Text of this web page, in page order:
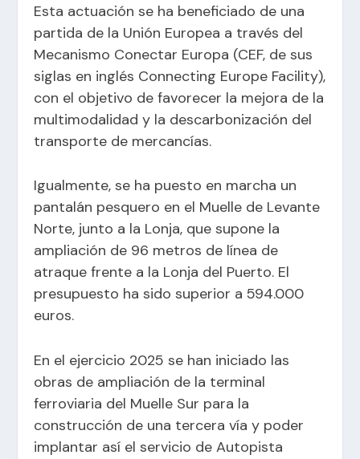
Esta actuación se ha beneficiado de una
partida de la Unión Europea a través del
Mecanismo Conectar Europa (CEF, de sus
siglas en inglés Connecting Europe Facility),
con el objetivo de favorecer la mejora de la
multimodalidad y la descarbonización del
transporte de mercancías.
Igualmente, se ha puesto en marcha un
pantalán pesquero en el Muelle de Levante
Norte, junto a la Lonja, que supone la
ampliación de 96 metros de línea de
atraque frente a la Lonja del Puerto. El
presupuesto ha sido superior a 594.000
euros.
En el ejercicio 2025 se han iniciado las
obras de ampliación de la terminal
ferroviaria del Muelle Sur para la
construcción de una tercera vía y poder
implantar así el servicio de Autopista